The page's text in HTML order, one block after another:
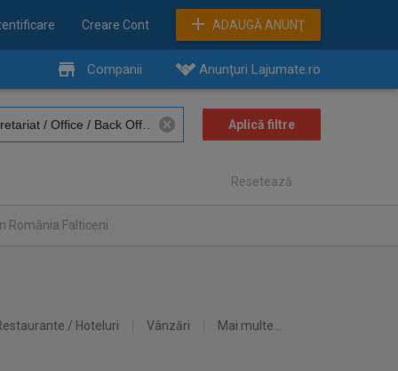
Creare Cont ADAUGĂ ANUNŢ
Companii Anunţuri Lajumate.ro
Resetează
România Falticeni
/ Hoteluri Vânzări Mai multe...